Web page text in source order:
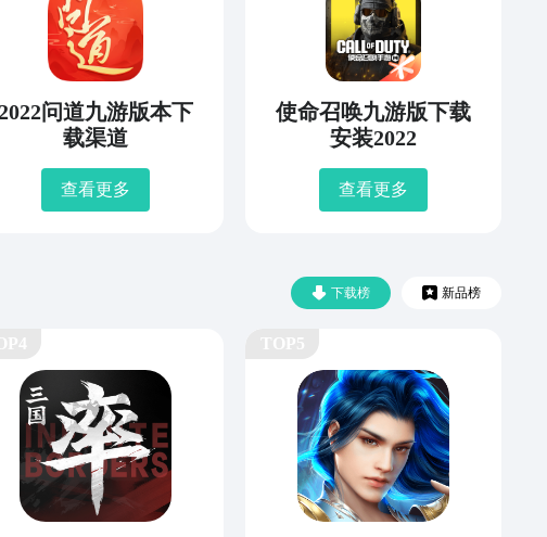
问道九游版本下
载渠道
查看更多
使命召唤九游版下载
安装2022
查看更多
下载榜 新品榜